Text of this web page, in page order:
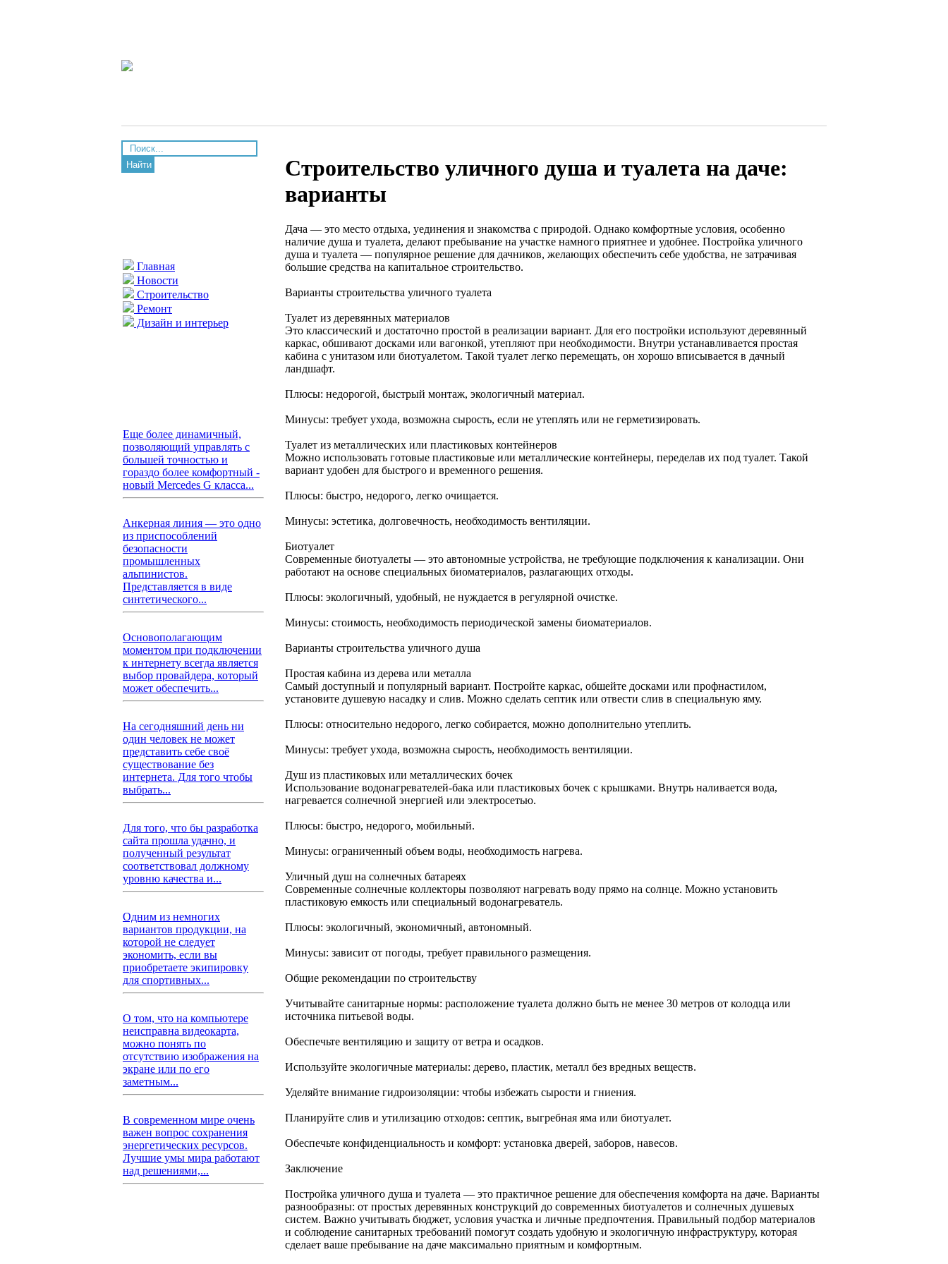
Найти
Главная
Новости
Строительство
Ремонт
Дизайн и интерьер
Еще более динамичный,
позволяющий управлять с
большей точностью и
гораздо более комфортный -
новый Mercedes G класса...
Анкерная линия — это одно
из приспособлений
безопасности
промышленных
альпинистов.
Представляется в виде
синтетического...
Основополагающим
моментом при подключении
к интернету всегда является
выбор провайдера, который
может обеспечить...
На сегодняшний день ни
один человек не может
представить себе своё
существование без
интернета. Для того чтобы
выбрать...
Для того, что бы разработка
сайта прошла удачно, и
полученный результат
соответствовал должному
уровню качества и...
Одним из немногих
вариантов продукции, на
которой не следует
экономить, если вы
приобретаете экипировку
для спортивных...
О том, что на компьютере
неисправна видеокарта,
можно понять по
отсутствию изображения на
экране или по его
заметным...
В современном мире очень
важен вопрос сохранения
энергетических ресурсов.
Лучшие умы мира работают
над решениями,...
Строительство уличного душа и туалета на даче:
варианты
Дача — это место отдыха, уединения и знакомства с природой. Однако комфортные условия, особенно
наличие душа и туалета, делают пребывание на участке намного приятнее и удобнее. Постройка уличного
душа и туалета — популярное решение для дачников, желающих обеспечить себе удобства, не затрачивая
большие средства на капитальное строительство.
Варианты строительства уличного туалета
Туалет из деревянных материалов
Это классический и достаточно простой в реализации вариант. Для его постройки используют деревянный
каркас, обшивают досками или вагонкой, утепляют при необходимости. Внутри устанавливается простая
кабина с унитазом или биотуалетом. Такой туалет легко перемещать, он хорошо вписывается в дачный
ландшафт.
Плюсы: недорогой, быстрый монтаж, экологичный материал.
Минусы: требует ухода, возможна сырость, если не утеплять или не герметизировать.
Туалет из металлических или пластиковых контейнеров
Можно использовать готовые пластиковые или металлические контейнеры, переделав их под туалет. Такой
вариант удобен для быстрого и временного решения.
Плюсы: быстро, недорого, легко очищается.
Минусы: эстетика, долговечность, необходимость вентиляции.
Биотуалет
Современные биотуалеты — это автономные устройства, не требующие подключения к канализации. Они
работают на основе специальных биоматериалов, разлагающих отходы.
Плюсы: экологичный, удобный, не нуждается в регулярной очистке.
Минусы: стоимость, необходимость периодической замены биоматериалов.
Варианты строительства уличного душа
Простая кабина из дерева или металла
Самый доступный и популярный вариант. Постройте каркас, обшейте досками или профнастилом,
установите душевую насадку и слив. Можно сделать септик или отвести слив в специальную яму.
Плюсы: относительно недорого, легко собирается, можно дополнительно утеплить.
Минусы: требует ухода, возможна сырость, необходимость вентиляции.
Душ из пластиковых или металлических бочек
Использование водонагревателей-бака или пластиковых бочек с крышками. Внутрь наливается вода,
нагревается солнечной энергией или электросетью.
Плюсы: быстро, недорого, мобильный.
Минусы: ограниченный объем воды, необходимость нагрева.
Уличный душ на солнечных батареях
Современные солнечные коллекторы позволяют нагревать воду прямо на солнце. Можно установить
пластиковую емкость или специальный водонагреватель.
Плюсы: экологичный, экономичный, автономный.
Минусы: зависит от погоды, требует правильного размещения.
Общие рекомендации по строительству
Учитывайте санитарные нормы: расположение туалета должно быть не менее 30 метров от колодца или
источника питьевой воды.
Обеспечьте вентиляцию и защиту от ветра и осадков.
Используйте экологичные материалы: дерево, пластик, металл без вредных веществ.
Уделяйте внимание гидроизоляции: чтобы избежать сырости и гниения.
Планируйте слив и утилизацию отходов: септик, выгребная яма или биотуалет.
Обеспечьте конфиденциальность и комфорт: установка дверей, заборов, навесов.
Заключение
Постройка уличного душа и туалета — это практичное решение для обеспечения комфорта на даче. Варианты
разнообразны: от простых деревянных конструкций до современных биотуалетов и солнечных душевых
систем. Важно учитывать бюджет, условия участка и личные предпочтения. Правильный подбор материалов
и соблюдение санитарных требований помогут создать удобную и экологичную инфраструктуру, которая
сделает ваше пребывание на даче максимально приятным и комфортным.